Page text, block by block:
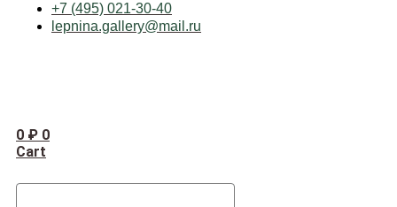
+7 (495) 021-30-40
lepnina.gallery@mail.ru
0 ₽ 0
Cart